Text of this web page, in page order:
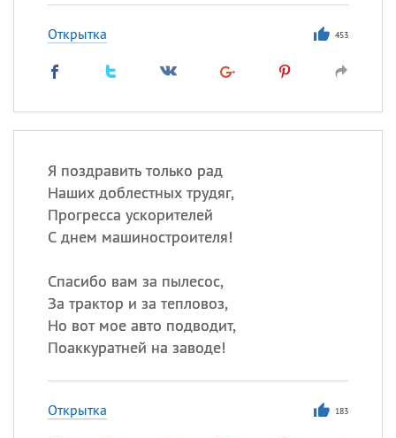
Открытка 453
Я поздравить только рад
Наших доблестных трудяг,
Прогресса ускорителей
С днем машиностроителя!
Спасибо вам за пылесос,
За трактор и за тепловоз,
Но вот мое авто подводит,
Поаккуратней на заводе!
Открытка 183